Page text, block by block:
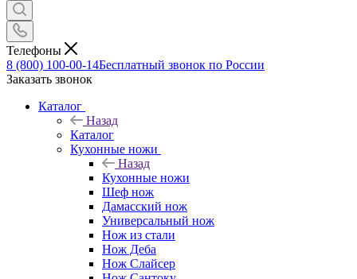
Телефоны
8 (800) 100-00-14Бесплатный звонок по России
Заказать звонок
Каталог
Назад
Каталог
Кухонные ножи
Назад
Кухонные ножи
Шеф нож
Дамасский нож
Универсальный нож
Нож из стали
Нож Деба
Нож Слайсер